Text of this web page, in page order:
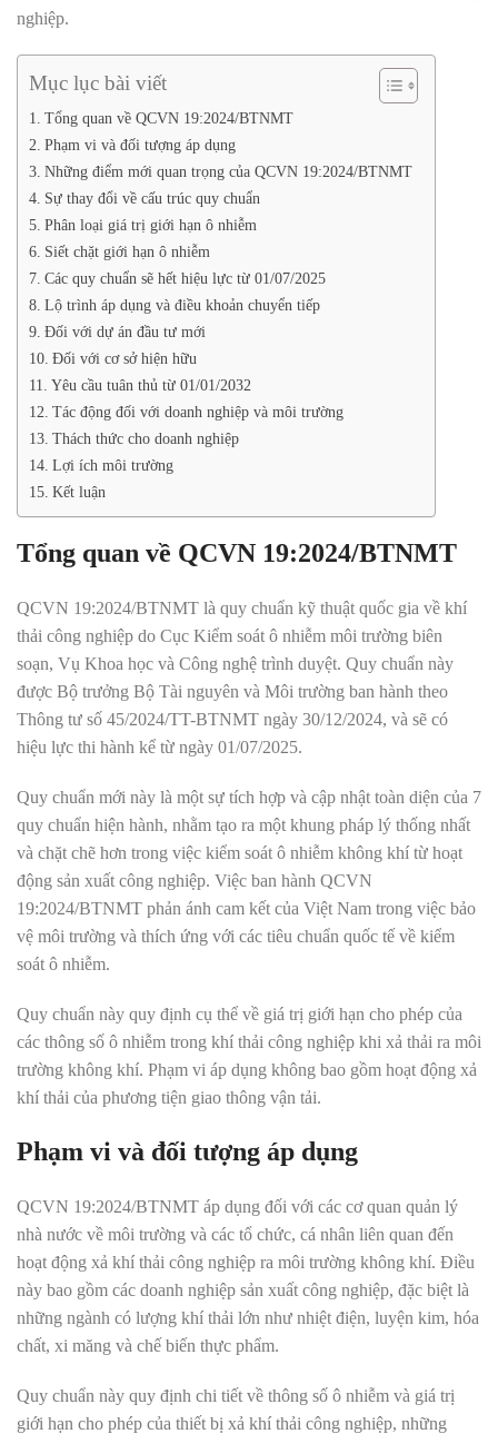
nghiệp.
Mục lục bài viết
Tổng quan về QCVN 19:2024/BTNMT
Phạm vi và đối tượng áp dụng
Những điểm mới quan trọng của QCVN 19:2024/BTNMT
Sự thay đổi về cấu trúc quy chuẩn
Phân loại giá trị giới hạn ô nhiễm
Siết chặt giới hạn ô nhiễm
Các quy chuẩn sẽ hết hiệu lực từ 01/07/2025
Lộ trình áp dụng và điều khoản chuyển tiếp
Đối với dự án đầu tư mới
Đối với cơ sở hiện hữu
Yêu cầu tuân thủ từ 01/01/2032
Tác động đối với doanh nghiệp và môi trường
Thách thức cho doanh nghiệp
Lợi ích môi trường
Kết luận
Tổng quan về QCVN 19:2024/BTNMT
QCVN 19:2024/BTNMT là quy chuẩn kỹ thuật quốc gia về khí
thải công nghiệp do Cục Kiểm soát ô nhiễm môi trường biên
soạn, Vụ Khoa học và Công nghệ trình duyệt. Quy chuẩn này
được Bộ trưởng Bộ Tài nguyên và Môi trường ban hành theo
Thông tư số 45/2024/TT-BTNMT ngày 30/12/2024, và sẽ có
hiệu lực thi hành kể từ ngày 01/07/2025.
Quy chuẩn mới này là một sự tích hợp và cập nhật toàn diện của 7
quy chuẩn hiện hành, nhằm tạo ra một khung pháp lý thống nhất
và chặt chẽ hơn trong việc kiểm soát ô nhiễm không khí từ hoạt
động sản xuất công nghiệp. Việc ban hành QCVN
19:2024/BTNMT phản ánh cam kết của Việt Nam trong việc bảo
vệ môi trường và thích ứng với các tiêu chuẩn quốc tế về kiểm
soát ô nhiễm.
Quy chuẩn này quy định cụ thể về giá trị giới hạn cho phép của
các thông số ô nhiễm trong khí thải công nghiệp khi xả thải ra môi
trường không khí. Phạm vi áp dụng không bao gồm hoạt động xả
khí thải của phương tiện giao thông vận tải.
Phạm vi và đối tượng áp dụng
QCVN 19:2024/BTNMT áp dụng đối với các cơ quan quản lý
nhà nước về môi trường và các tổ chức, cá nhân liên quan đến
hoạt động xả khí thải công nghiệp ra môi trường không khí. Điều
này bao gồm các doanh nghiệp sản xuất công nghiệp, đặc biệt là
những ngành có lượng khí thải lớn như nhiệt điện, luyện kim, hóa
chất, xi măng và chế biến thực phẩm.
Quy chuẩn này quy định chi tiết về thông số ô nhiễm và giá trị
giới hạn cho phép của thiết bị xả khí thải công nghiệp, những